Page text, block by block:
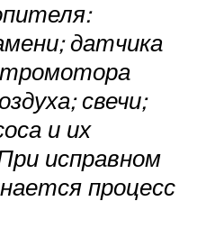
датчика
свечи;
и их
исправном
процесс